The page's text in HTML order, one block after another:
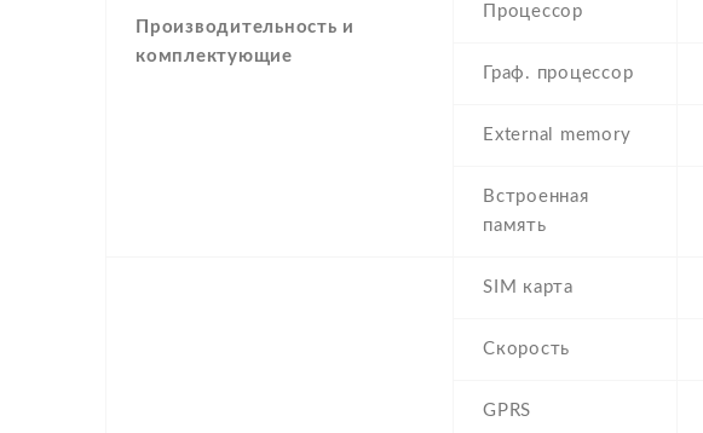
Производительность и
комплектующие
Процессор
Граф. процессор
External memory
Встроенная
память
SIM карта
Скорость
GPRS